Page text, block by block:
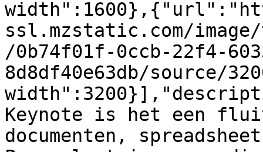
ssl.mzstatic.com/
/0b74f01f-0ccb-22f4-
8d8df40e63db/source/
Keynote is het een
documenten,